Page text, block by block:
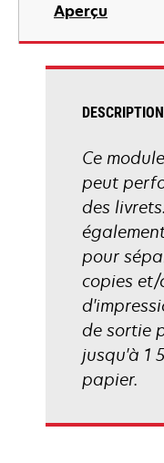
Aperçu
Ce
peut
des
pour
copies
de sortie
jusqu'à 1
papier.